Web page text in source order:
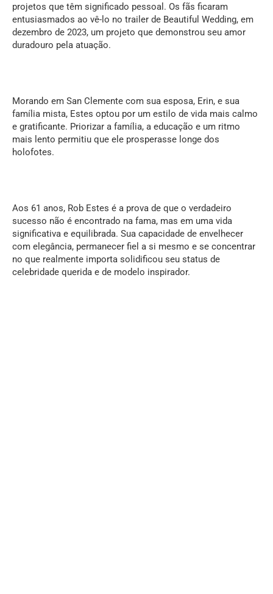
projetos que têm significado pessoal. Os fãs ficaram
entusiasmados ao vê-lo no trailer de Beautiful Wedding, em
dezembro de 2023, um projeto que demonstrou seu amor
duradouro pela atuação.
Morando em San Clemente com sua esposa, Erin, e sua
família mista, Estes optou por um estilo de vida mais calmo
e gratificante. Priorizar a família, a educação e um ritmo
mais lento permitiu que ele prosperasse longe dos
holofotes.
Aos 61 anos, Rob Estes é a prova de que o verdadeiro
sucesso não é encontrado na fama, mas em uma vida
significativa e equilibrada. Sua capacidade de envelhecer
com elegância, permanecer fiel a si mesmo e se concentrar
no que realmente importa solidificou seu status de
celebridade querida e de modelo inspirador.